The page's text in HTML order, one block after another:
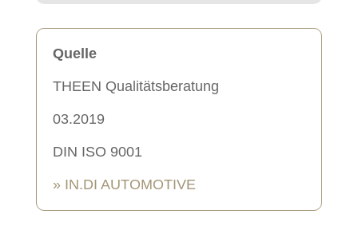
Quelle
THEEN Qualitätsberatung
03.2019
DIN ISO 9001
» IN.DI AUTOMOTIVE